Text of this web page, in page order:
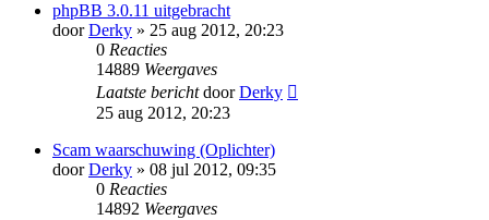
phpBB 3.0.11 uitgebracht
doorDerky » 25 aug 2012, 20:23
0 Reacties
14889 Weergaves
Laatste berichtdoorDerky
25 aug 2012, 20:23
Scam waarschuwing (Oplichter)
doorDerky » 08 jul 2012, 09:35
0 Reacties
14892 Weergaves